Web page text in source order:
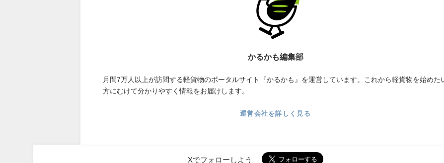
かるかも編集部
月間7万人以上が訪問する軽貨物のポータルサイト『かるかも』を運営しています。これから軽貨物を始めた
方にむけて分かりやすく情報をお届けします。
運営会社を詳しく見る
Xでフォローしよう